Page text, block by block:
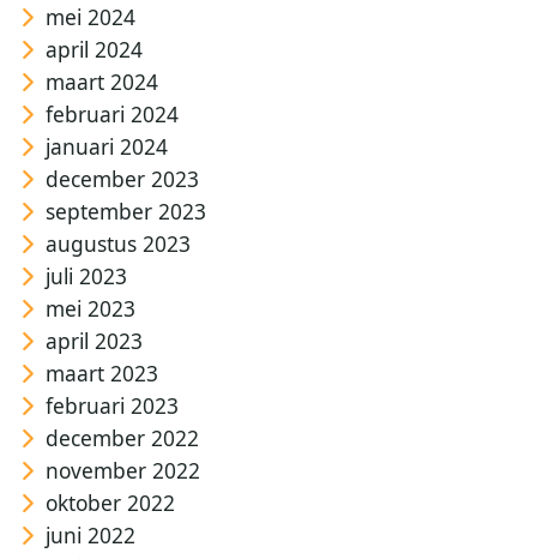
mei 2024
april 2024
maart 2024
februari 2024
januari 2024
december 2023
september 2023
augustus 2023
juli 2023
mei 2023
april 2023
maart 2023
februari 2023
december 2022
november 2022
oktober 2022
juni 2022